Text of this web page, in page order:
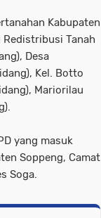
Kabupaten
Tanah
Desa
Kel. Botto
Mariorilau
yang masuk
Soppeng, Camat
Soga.